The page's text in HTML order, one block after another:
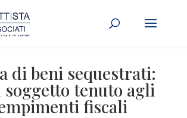
di beni sequestrati:
soggetto tenuto agli
fiscali